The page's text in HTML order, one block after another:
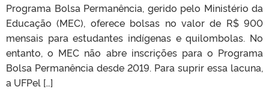
Programa Bolsa Permanência, gerido pelo Ministério da
Educação (MEC), oferece bolsas no valor de R$ 900
mensais para estudantes indígenas e quilombolas. No
entanto, o MEC não abre inscrições para o Programa
Bolsa Permanência desde 2019. Para suprir essa lacuna,
a UFPel […]